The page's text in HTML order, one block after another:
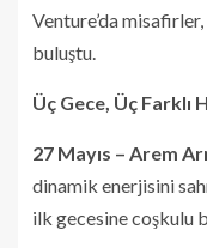
Venture’da
buluştu.
Üç Gece, Üç Farklı
27 Mayıs – Arem
dinamik enerjisini
ilk gecesine coşkulu